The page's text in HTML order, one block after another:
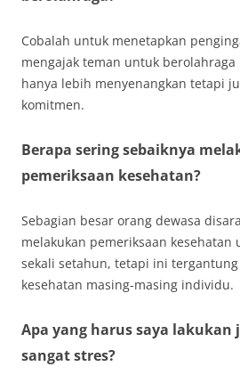
Cobalah untuk menetapkan
mengajak teman untuk
hanya lebih menyenangkan tetapi
komitmen.
Berapa sering sebaiknya
pemeriksaan kesehatan?
Sebagian besar orang dewasa
melakukan pemeriksaan kesehatan
sekali setahun, tetapi ini
kesehatan masing-masing individu.
Apa yang harus saya lakukan
sangat stres?